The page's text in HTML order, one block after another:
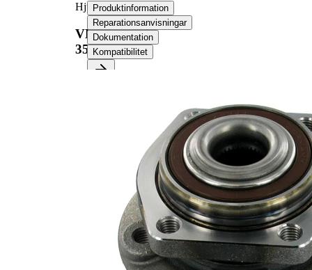
Hjullagerssats
VKBA
3526
Produktinformation
Reparationsanvisningar
Dokumentation
Kompatibilitet
135
mm
Produktlista
Artikelnamn
Artikelnummer Antal
SKF00378
1
Sortiment,
fastsättningselement
SKF02495 1